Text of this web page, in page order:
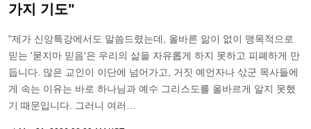
가지 기도"
"제가 신앙특강에서도 말씀드렸는데, 올바른 앎이 없이 맹목적으로
믿는 '묻지마 믿음'은 우리의 삶을 자유롭게 하지 못하고 피폐하게 만
듭니다. 많은 교인이 이단에 넘어가고, 거짓 예언자나 삯군 목사들에
게 속는 이유는 바로 하나님과 예수 그리스도를 올바르게 알지 못했
기 때문입니다. 그러니 여러…